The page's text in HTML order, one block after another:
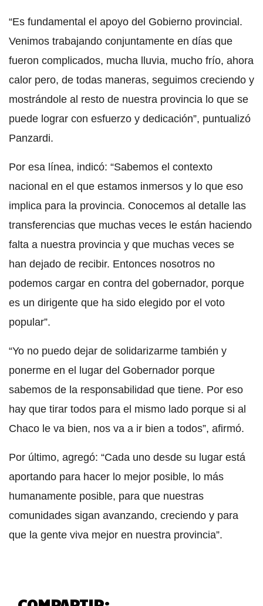
“Es fundamental el apoyo del Gobierno provincial.
Venimos trabajando conjuntamente en días que
fueron complicados, mucha lluvia, mucho frío, ahora
calor pero, de todas maneras, seguimos creciendo y
mostrándole al resto de nuestra provincia lo que se
puede lograr con esfuerzo y dedicación”, puntualizó
Panzardi.
Por esa línea, indicó: “Sabemos el contexto
nacional en el que estamos inmersos y lo que eso
implica para la provincia. Conocemos al detalle las
transferencias que muchas veces le están haciendo
falta a nuestra provincia y que muchas veces se
han dejado de recibir. Entonces nosotros no
podemos cargar en contra del gobernador, porque
es un dirigente que ha sido elegido por el voto
popular”.
“Yo no puedo dejar de solidarizarme también y
ponerme en el lugar del Gobernador porque
sabemos de la responsabilidad que tiene. Por eso
hay que tirar todos para el mismo lado porque si al
Chaco le va bien, nos va a ir bien a todos”, afirmó.
Por último, agregó: “Cada uno desde su lugar está
aportando para hacer lo mejor posible, lo más
humanamente posible, para que nuestras
comunidades sigan avanzando, creciendo y para
que la gente viva mejor en nuestra provincia”.